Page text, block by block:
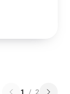
1 / 2